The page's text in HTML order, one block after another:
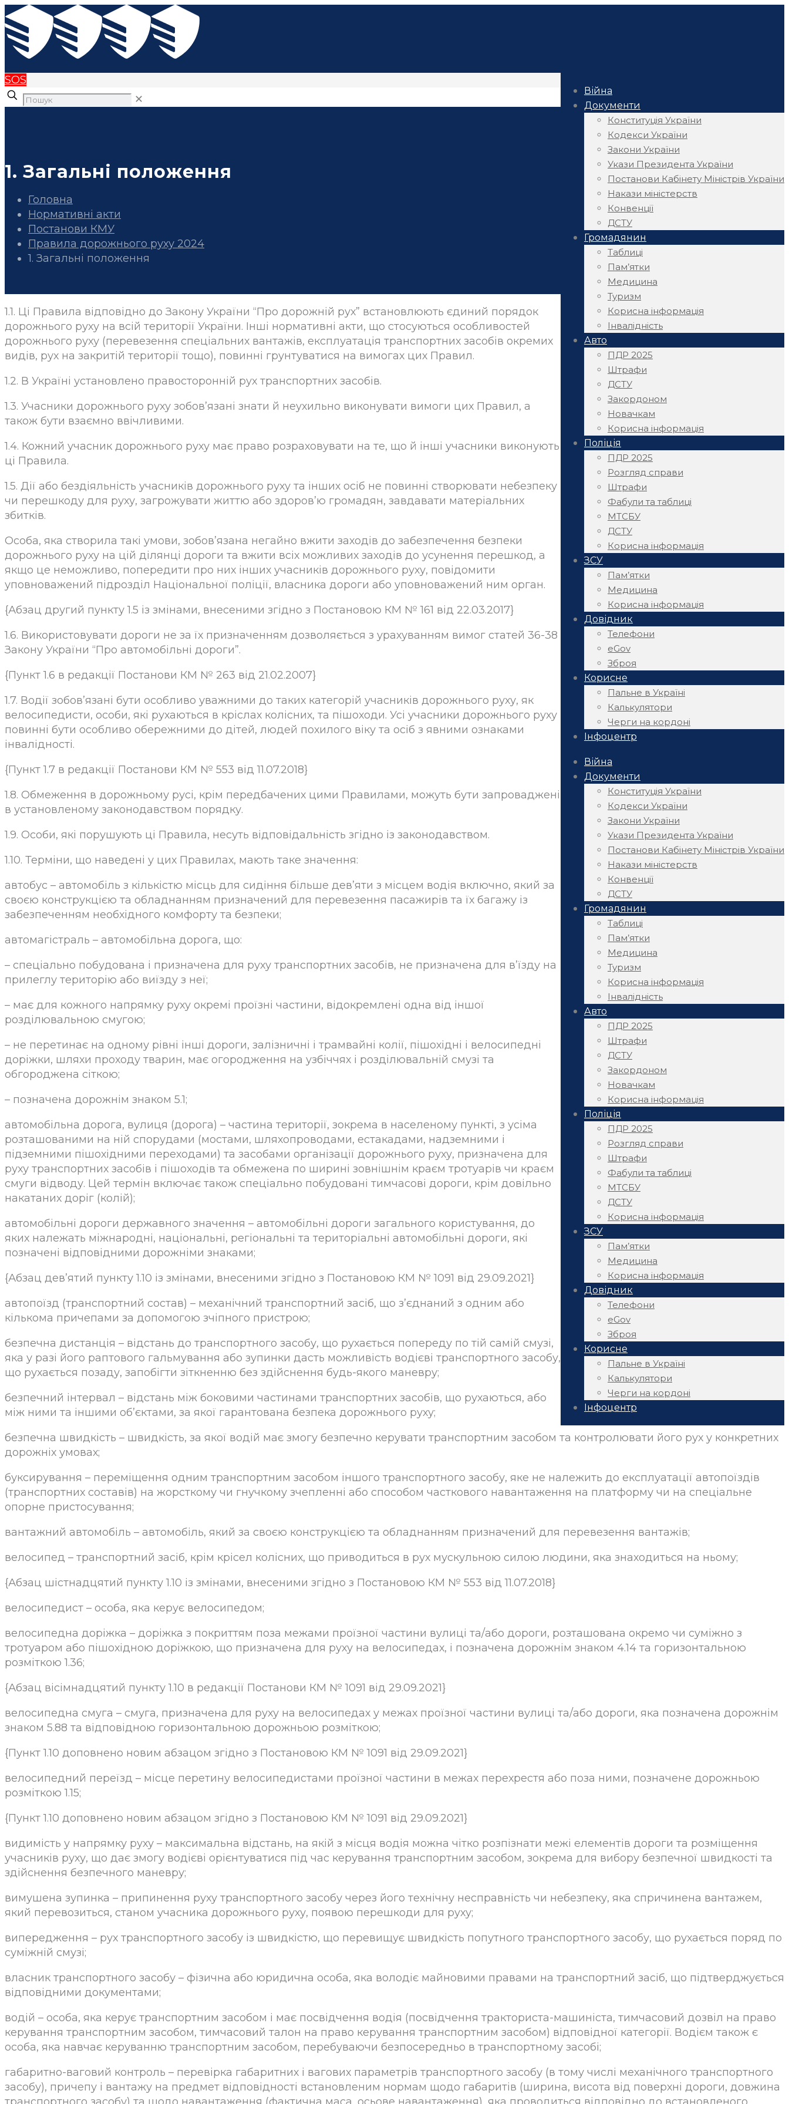
Війна
Документи
Конституція України
Кодекси України
Закони України
Укази Президента України
Постанови Кабінету Міністрів України
Накази міністерств
Конвенції
ДСТУ
Громадянин
Таблиці
Пам’ятки
Медицина
Туризм
Корисна інформація
Інвалідність
Авто
ПДР 2025
Штрафи
ДСТУ
Закордоном
Новачкам
Корисна інформація
Поліція
ПДР 2025
Розгляд справи
Штрафи
Фабули та таблиці
МТСБУ
ДСТУ
Корисна інформація
ЗСУ
Пам’ятки
Медицина
Корисна інформація
Довідник
Телефони
eGov
Зброя
Корисне
Пальне в Україні
Калькулятори
Черги на кордоні
Інфоцентр
Війна
Документи
Конституція України
Кодекси України
Закони України
Укази Президента України
Постанови Кабінету Міністрів України
Накази міністерств
Конвенції
ДСТУ
Громадянин
Таблиці
Пам’ятки
Медицина
Туризм
Корисна інформація
Інвалідність
Авто
ПДР 2025
Штрафи
ДСТУ
Закордоном
Новачкам
Корисна інформація
Поліція
ПДР 2025
Розгляд справи
Штрафи
Фабули та таблиці
МТСБУ
ДСТУ
Корисна інформація
ЗСУ
Пам’ятки
Медицина
Корисна інформація
Довідник
Телефони
eGov
Зброя
Корисне
Пальне в Україні
Калькулятори
Черги на кордоні
Інфоцентр
SOS
✕
1. Загальні положення
Головна
Нормативні акти
Постанови КМУ
Правила дорожнього руху 2024
1. Загальні положення
1.1. Ці Правила відповідно до Закону України “Про дорожній рух” встановлюють єдиний порядок
дорожнього руху на всій території України. Інші нормативні акти, що стосуються особливостей
дорожнього руху (перевезення спеціальних вантажів, експлуатація транспортних засобів окремих
видів, рух на закритій території тощо), повинні грунтуватися на вимогах цих Правил.
1.2. В Україні установлено правосторонній рух транспортних засобів.
1.3. Учасники дорожнього руху зобов’язані знати й неухильно виконувати вимоги цих Правил, а
також бути взаємно ввічливими.
1.4. Кожний учасник дорожнього руху має право розраховувати на те, що й інші учасники виконують
ці Правила.
1.5. Дії або бездіяльність учасників дорожнього руху та інших осіб не повинні створювати небезпеку
чи перешкоду для руху, загрожувати життю або здоров’ю громадян, завдавати матеріальних
збитків.
Особа, яка створила такі умови, зобов’язана негайно вжити заходів до забезпечення безпеки
дорожнього руху на цій ділянці дороги та вжити всіх можливих заходів до усунення перешкод, а
якщо це неможливо, попередити про них інших учасників дорожнього руху, повідомити
уповноважений підрозділ Національної поліції, власника дороги або уповноважений ним орган.
{Абзац другий пункту 1.5 із змінами, внесеними згідно з Постановою КМ № 161 від 22.03.2017}
1.6. Використовувати дороги не за їх призначенням дозволяється з урахуванням вимог статей 36-38
Закону України “Про автомобільні дороги”.
{Пункт 1.6 в редакції Постанови КМ № 263 від 21.02.2007}
1.7. Водії зобов’язані бути особливо уважними до таких категорій учасників дорожнього руху, як
велосипедисти, особи, які рухаються в кріслах колісних, та пішоходи. Усі учасники дорожнього руху
повинні бути особливо обережними до дітей, людей похилого віку та осіб з явними ознаками
інвалідності.
{Пункт 1.7 в редакції Постанови КМ № 553 від 11.07.2018}
1.8. Обмеження в дорожньому русі, крім передбачених цими Правилами, можуть бути запроваджені
в установленому законодавством порядку.
1.9. Особи, які порушують ці Правила, несуть відповідальність згідно із законодавством.
1.10. Терміни, що наведені у цих Правилах, мають таке значення:
автобус – автомобіль з кількістю місць для сидіння більше дев’яти з місцем водія включно, який за
своєю конструкцією та обладнанням призначений для перевезення пасажирів та їх багажу із
забезпеченням необхідного комфорту та безпеки;
автомагістраль – автомобільна дорога, що:
– спеціально побудована і призначена для руху транспортних засобів, не призначена для в’їзду на
прилеглу територію або виїзду з неї;
– має для кожного напрямку руху окремі проїзні частини, відокремлені одна від іншої
розділювальною смугою;
– не перетинає на одному рівні інші дороги, залізничні і трамвайні колії, пішохідні і велосипедні
доріжки, шляхи проходу тварин, має огородження на узбіччях і розділювальній смузі та
обгороджена сіткою;
– позначена дорожнім знаком 5.1;
автомобільна дорога, вулиця (дорога) – частина території, зокрема в населеному пункті, з усіма
розташованими на ній спорудами (мостами, шляхопроводами, естакадами, надземними і
підземними пішохідними переходами) та засобами організації дорожнього руху, призначена для
руху транспортних засобів і пішоходів та обмежена по ширині зовнішнім краєм тротуарів чи краєм
смуги відводу. Цей термін включає також спеціально побудовані тимчасові дороги, крім довільно
накатаних доріг (колій);
автомобільні дороги державного значення – автомобільні дороги загального користування, до
яких належать міжнародні, національні, регіональні та територіальні автомобільні дороги, які
позначені відповідними дорожніми знаками;
{Абзац дев’ятий пункту 1.10 із змінами, внесеними згідно з Постановою КМ № 1091 від 29.09.2021}
автопоїзд (транспортний состав) – механічний транспортний засіб, що з’єднаний з одним або
кількома причепами за допомогою зчіпного пристрою;
безпечна дистанція – відстань до транспортного засобу, що рухається попереду по тій самій смузі,
яка у разі його раптового гальмування або зупинки дасть можливість водієві транспортного засобу,
що рухається позаду, запобігти зіткненню без здійснення будь-якого маневру;
безпечний інтервал – відстань між боковими частинами транспортних засобів, що рухаються, або
між ними та іншими об’єктами, за якої гарантована безпека дорожнього руху;
безпечна швидкість – швидкість, за якої водій має змогу безпечно керувати транспортним засобом та контролювати його рух у конкретних
дорожніх умовах;
буксирування – переміщення одним транспортним засобом іншого транспортного засобу, яке не належить до експлуатації автопоїздів
(транспортних составів) на жорсткому чи гнучкому зчепленні або способом часткового навантаження на платформу чи на спеціальне
опорне пристосування;
вантажний автомобіль – автомобіль, який за своєю конструкцією та обладнанням призначений для перевезення вантажів;
велосипед – транспортний засіб, крім крісел колісних, що приводиться в рух мускульною силою людини, яка знаходиться на ньому;
{Абзац шістнадцятий пункту 1.10 із змінами, внесеними згідно з Постановою КМ № 553 від 11.07.2018}
велосипедист – особа, яка керує велосипедом;
велосипедна доріжка – доріжка з покриттям поза межами проїзної частини вулиці та/або дороги, розташована окремо чи суміжно з
тротуаром або пішохідною доріжкою, що призначена для руху на велосипедах, і позначена дорожнім знаком 4.14 та горизонтальною
розміткою 1.36;
{Абзац вісімнадцятий пункту 1.10 в редакції Постанови КМ № 1091 від 29.09.2021}
велосипедна смуга – смуга, призначена для руху на велосипедах у межах проїзної частини вулиці та/або дороги, яка позначена дорожнім
знаком 5.88 та відповідною горизонтальною дорожньою розміткою;
{Пункт 1.10 доповнено новим абзацом згідно з Постановою КМ № 1091 від 29.09.2021}
велосипедний переїзд – місце перетину велосипедистами проїзної частини в межах перехрестя або поза ними, позначене дорожньою
розміткою 1.15;
{Пункт 1.10 доповнено новим абзацом згідно з Постановою КМ № 1091 від 29.09.2021}
видимість у напрямку руху – максимальна відстань, на якій з місця водія можна чітко розпізнати межі елементів дороги та розміщення
учасників руху, що дає змогу водієві орієнтуватися під час керування транспортним засобом, зокрема для вибору безпечної швидкості та
здійснення безпечного маневру;
вимушена зупинка – припинення руху транспортного засобу через його технічну несправність чи небезпеку, яка спричинена вантажем,
який перевозиться, станом учасника дорожнього руху, появою перешкоди для руху;
випередження – рух транспортного засобу із швидкістю, що перевищує швидкість попутного транспортного засобу, що рухається поряд по
суміжній смузі;
власник транспортного засобу – фізична або юридична особа, яка володіє майновими правами на транспортний засіб, що підтверджується
відповідними документами;
водій – особа, яка керує транспортним засобом і має посвідчення водія (посвідчення тракториста-машиніста, тимчасовий дозвіл на право
керування транспортним засобом, тимчасовий талон на право керування транспортним засобом) відповідної категорії. Водієм також є
особа, яка навчає керуванню транспортним засобом, перебуваючи безпосередньо в транспортному засобі;
габаритно-ваговий контроль – перевірка габаритних і вагових параметрів транспортного засобу (в тому числі механічного транспортного
засобу), причепу і вантажу на предмет відповідності встановленим нормам щодо габаритів (ширина, висота від поверхні дороги, довжина